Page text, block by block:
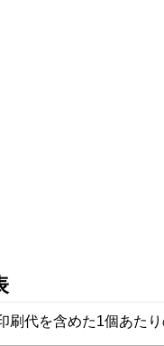
刷代を含めた1個あた